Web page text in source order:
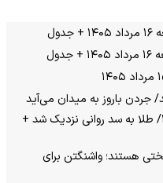
جردن باروز به میدان می‌آید
قیمت طلا امروز ۱۵ مردادماه ۱۴۰۵/ طلا به سد روانی نزدیک شد +
هستند؛ واشنگتن برای